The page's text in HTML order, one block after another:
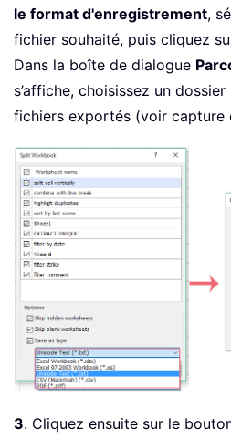
le format d'enregistrement,
fichier souhaité, puis cliquez
Dans la boîte de dialogue
s’affiche, choisissez un
fichiers exportés (voir capture
3. Cliquez ensuite sur le